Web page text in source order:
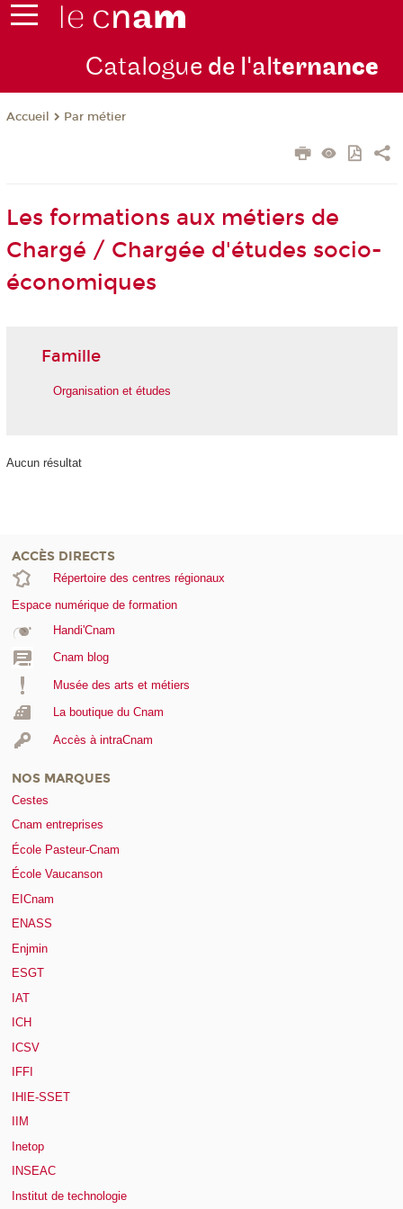
Catalogue de l'alternance
Accueil Par métier
Les formations aux métiers de
Chargé / Chargée d'études socio-
économiques
Famille
Organisation et études
Aucun résultat
ACCÈS DIRECTS
Répertoire des centres régionaux
Espace numérique de formation
Handi'Cnam
Cnam blog
Musée des arts et métiers
La boutique du Cnam
Accès à intraCnam
NOS MARQUES
Cestes
Cnam entreprises
École Pasteur-Cnam
École Vaucanson
EICnam
ENASS
Enjmin
ESGT
IAT
ICH
ICSV
IFFI
IHIE-SSET
IIM
Inetop
INSEAC
Institut de technologie